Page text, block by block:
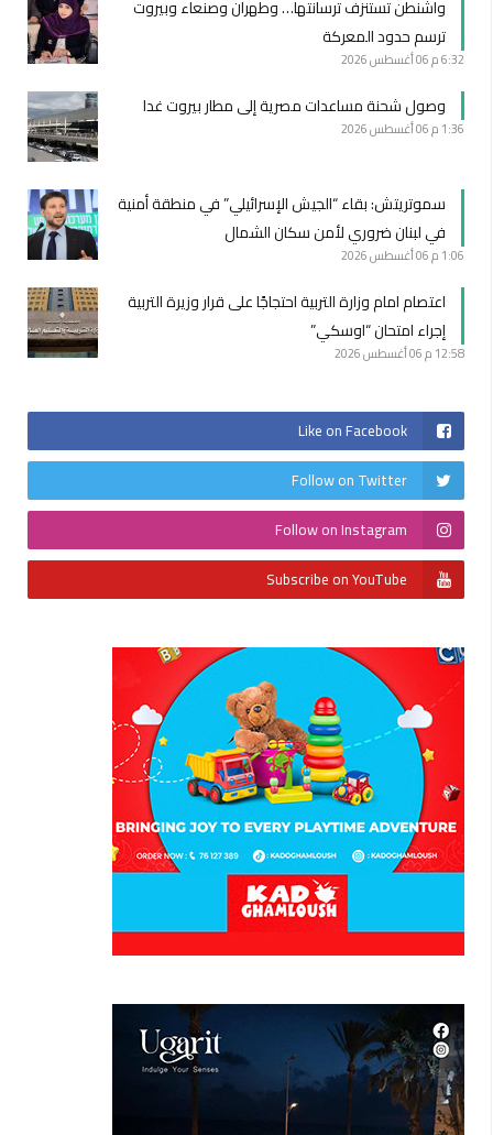
واشنطن تستنزف ترسانتها… وطهران وصنعاء وبيروت
ترسم حدود المعركة
6:32 م 06 أغسطس 2026
وصول شحنة مساعدات مصرية إلى مطار بيروت غدا
1:36 م 06 أغسطس 2026
سموتريتش: بقاء “الجيش الإسرائيلي” في منطقة أمنية
في لبنان ضروري لأمن سكان الشمال
1:06 م 06 أغسطس 2026
اعتصام امام وزارة التربية احتجاجًا على قرار وزيرة التربية
إجراء امتحان “اوسكي”
12:58 م 06 أغسطس 2026
Like on Facebook
Follow on Twitter
Follow on Instagram
Subscribe on YouTube